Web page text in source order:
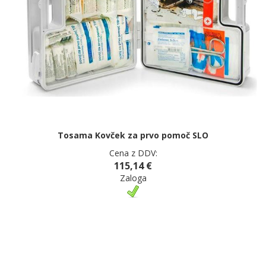
Tosama Kovček za prvo pomoč SLO
Cena z DDV:
115,14 €
Zaloga